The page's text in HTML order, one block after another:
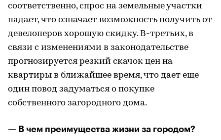
соответственно, спрос на земельные участки
падает, что означает возможность получить от
девелоперов хорошую скидку. В-третьих, в
связи с изменениями в законодательстве
прогнозируется резкий скачок цен на
квартиры в ближайшее время, что дает еще
один повод задуматься о покупке
собственного загородного дома.
— В чем преимущества жизни за городом?